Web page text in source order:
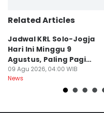
Related Articles
Jadwal KRL Solo-Jogja
Hari Ini Minggu 9
Agustus, Paling Pagi
Berangkat Pukul 05.00
09 Agu 2026, 04:00 WIB
News